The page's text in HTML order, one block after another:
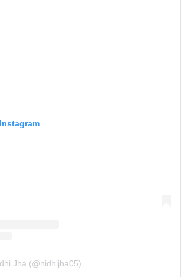
Jha (@nidhijha05)